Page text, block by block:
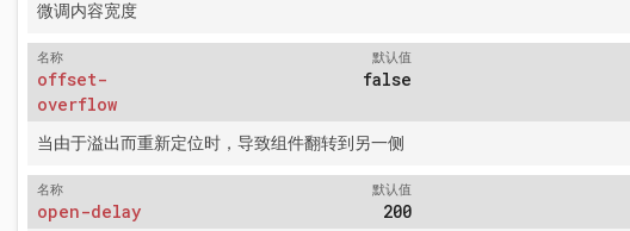
微调内容宽度
名称
offset-
overflow
默认值
false
当由于溢出而重新定位时，导致组件翻转到另一侧
名称
open-delay
默认值
200